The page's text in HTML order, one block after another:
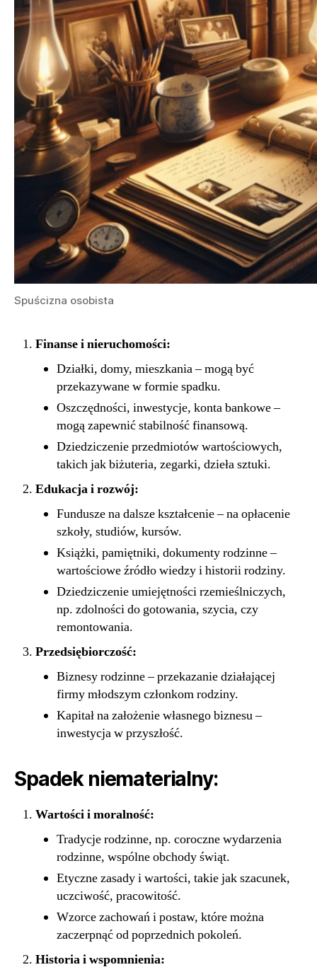
Spuścizna osobista
Finanse i nieruchomości:
Działki, domy, mieszkania – mogą być
przekazywane w formie spadku.
Oszczędności, inwestycje, konta bankowe –
mogą zapewnić stabilność finansową.
Dziedziczenie przedmiotów wartościowych,
takich jak biżuteria, zegarki, dzieła sztuki.
Edukacja i rozwój:
Fundusze na dalsze kształcenie – na opłacenie
szkoły, studiów, kursów.
Książki, pamiętniki, dokumenty rodzinne –
wartościowe źródło wiedzy i historii rodziny.
Dziedziczenie umiejętności rzemieślniczych,
np. zdolności do gotowania, szycia, czy
remontowania.
Przedsiębiorczość:
Biznesy rodzinne – przekazanie działającej
firmy młodszym członkom rodziny.
Kapitał na założenie własnego biznesu –
inwestycja w przyszłość.
Spadek niematerialny:
Wartości i moralność:
Tradycje rodzinne, np. coroczne wydarzenia
rodzinne, wspólne obchody świąt.
Etyczne zasady i wartości, takie jak szacunek,
uczciwość, pracowitość.
Wzorce zachowań i postaw, które można
zaczerpnąć od poprzednich pokoleń.
Historia i wspomnienia: